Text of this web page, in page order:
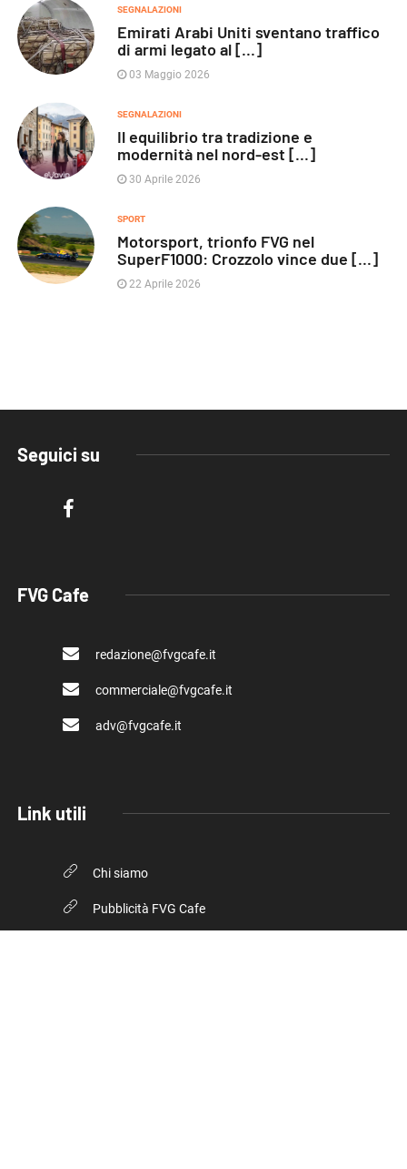
SEGNALAZIONI
Emirati Arabi Uniti sventano traffico
di armi legato al [...]
03 Maggio 2026
SEGNALAZIONI
Il equilibrio tra tradizione e
modernità nel nord-est [...]
30 Aprile 2026
SPORT
Motorsport, trionfo FVG nel
SuperF1000: Crozzolo vince due [...]
22 Aprile 2026
Seguici su
FVG Cafe
redazione@fvgcafe.it
commerciale@fvgcafe.it
adv@fvgcafe.it
Link utili
Chi siamo
Pubblicità FVG Cafe